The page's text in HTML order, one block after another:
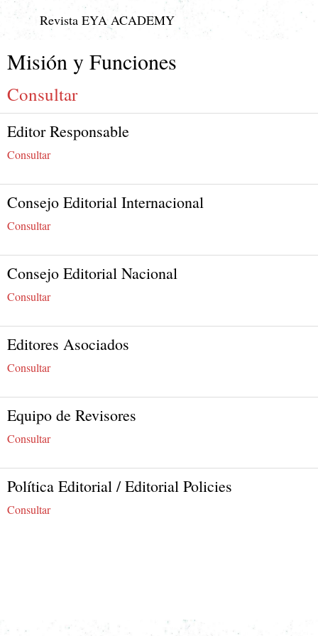
Revista EYA ACADEMY
Misión y Funciones
Consultar
Editor Responsable
Consultar
Consejo Editorial Internacional
Consultar
Consejo Editorial Nacional
Consultar
Editores Asociados
Consultar
Equipo de Revisores
Consultar
Política Editorial / Editorial Policies
Consultar